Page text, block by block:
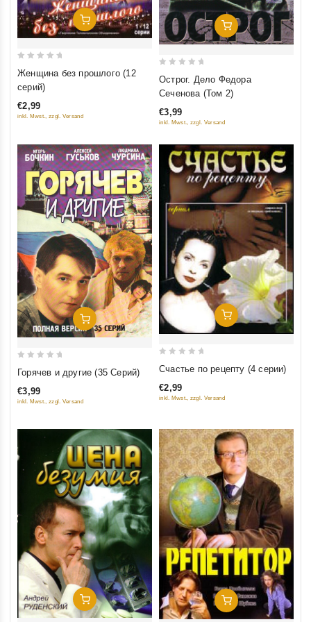
Добавить В Корзину
5
Женщина без прошлого (12
серий)
€2,99
inkl. Mwst., zzgl. Versand
Добавить В Корзину
5
Острог. Дело Федора
Сеченова (Том 2)
€3,99
inkl. Mwst., zzgl. Versand
Добавить В Корзину
out
of
Горячев и другие (35 Серий)
€3,99
inkl. Mwst., zzgl. Versand
Добавить В Корзину
of
Счастье по рецепту (4 серии)
€2,99
inkl. Mwst., zzgl. Versand
Добавить В Корзину Добавить В Корзину